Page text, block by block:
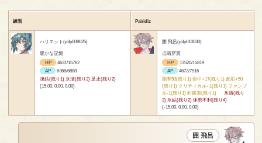
練習 Pairidiz
ハリエット(p3p009025)
暖かな記憶
HP
4631/15782
AP
6368/6888
凍結(残り1) 氷漬(残り2) 足止(残り2)
(15.00, 0.00, 0.00)
囲 飛呂(p3p010030)
点睛穿貫
HP
13520/15819
AP
4672/7516
能率50(残り1) 命中+17(残り1) 反応+50
(残り1) クリティカル+1(残り1) ファンブ
ル-1(残り1) 封殺30(残り1)
氷漬(残り
3) 氷結(残り2) 体勢不利(残り4)
(-15.00, 0.00, 0.00)
囲 飛呂